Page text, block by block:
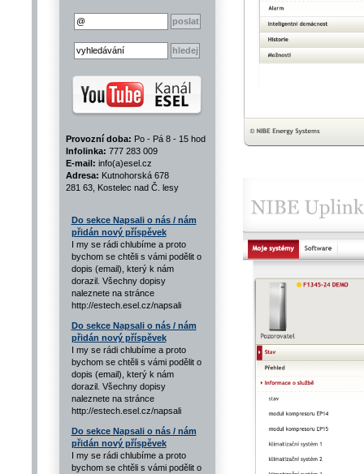
Provozní doba: Po - Pá 8 - 15 hod
Infolinka: 777 283 009
E-mail: info(a)esel.cz
Adresa: Kutnohorská 678
281 63, Kostelec nad Č. lesy
Do sekce Napsali o nás / nám
přidán nový příspěvek
I my se rádi chlubíme a proto
bychom se chtěli s vámi podělit o
dopis (email), který k nám
dorazil. Všechny dopisy
naleznete na stránce
http://estech.esel.cz/napsali
Do sekce Napsali o nás / nám
přidán nový příspěvek
I my se rádi chlubíme a proto
bychom se chtěli s vámi podělit o
dopis (email), který k nám
dorazil. Všechny dopisy
naleznete na stránce
http://estech.esel.cz/napsali
Do sekce Napsali o nás / nám
přidán nový příspěvek
I my se rádi chlubíme a proto
bychom se chtěli s vámi podělit o